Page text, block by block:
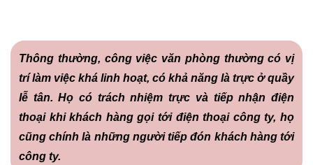
Thông thường, công việc văn phòng thường có vị
trí làm việc khá linh hoạt, có khả năng là trực ở quầy
lễ tân. Họ có trách nhiệm trực và tiếp nhận điện
thoại khi khách hàng gọi tới điện thoại công ty, họ
cũng chính là những người tiếp đón khách hàng tới
công ty.